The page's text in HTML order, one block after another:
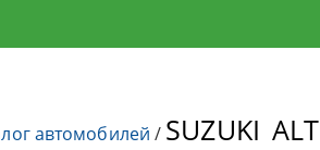
автомобилей / SUZUKI